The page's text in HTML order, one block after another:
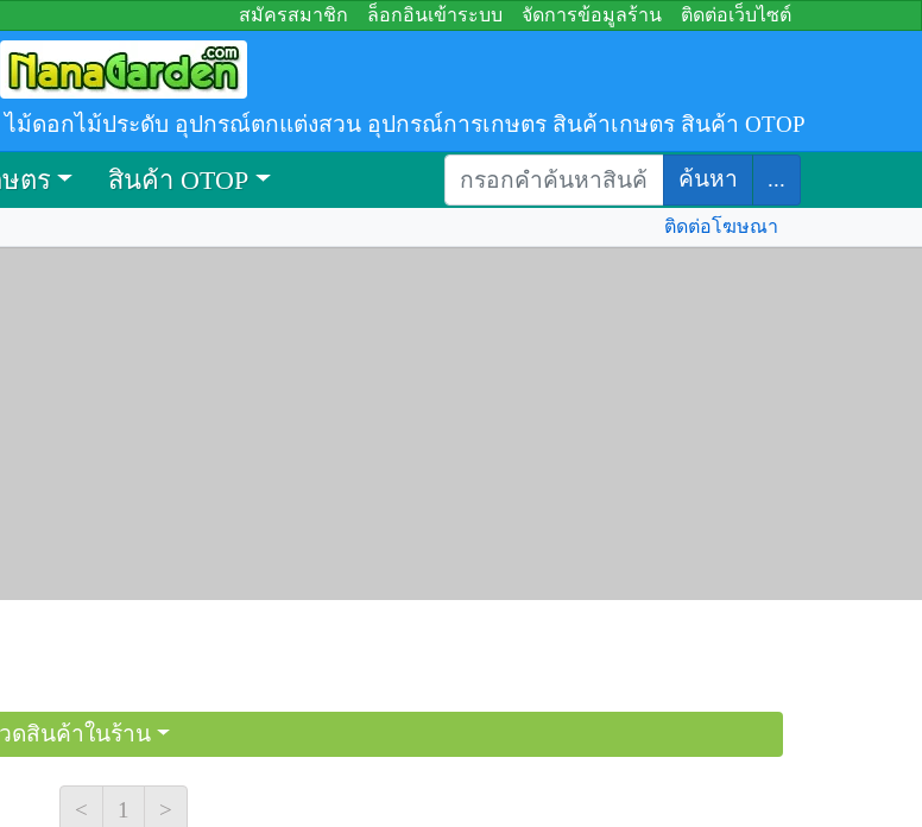
สมัครสมาชิก ล็อกอินเข้าระบบ จัดการข้อมูลร้าน ติดต่อเว็บไซต์
ดอกไม้ประดับ อุปกรณ์ตกแต่งสวน อุปกรณ์การเกษตร สินค้าเกษตร สินค้า OTOP
ตร สินค้า OTOP ค้นหา ...
ติดต่อโฆษณา
ดสินค้าในร้าน
< 1 >